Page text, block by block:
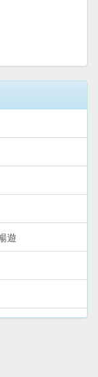
遊